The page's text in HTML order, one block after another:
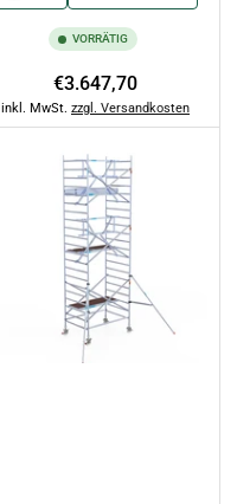
VORRÄTIG
Normaler
Preis
€3.647,70
inkl. MwSt. zzgl. Versandkosten